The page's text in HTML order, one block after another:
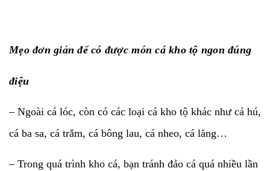
Mẹo đơn giản để có được món cá kho tộ ngon đúng
điệu
– Ngoài cá lóc, còn có các loại cá kho tộ khác như cá hú,
cá ba sa, cá trắm, cá bông lau, cá nheo, cá lăng…
– Trong quá trình kho cá, bạn tránh đảo cá quá nhiều lần